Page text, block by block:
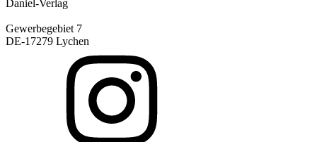
Daniel-Verlag
Gewerbegebiet 7
DE-17279 Lychen